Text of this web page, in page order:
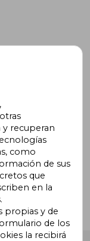
y
recuperan
como
de sus
que
en la
propias y de
de los
la recibirá